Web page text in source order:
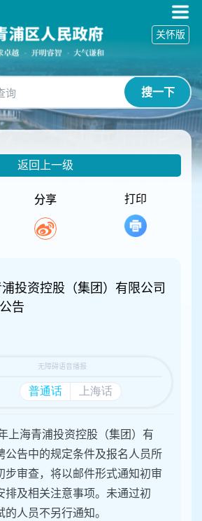
搜一下
关怀版
返回上一级
分享 打印
投资控股（集团）有限公司
告
上海青浦投资控股（集团）有
公告中的规定条件及报名人员所
步审查，将以邮件形式通知初审
排及相关注意事项。未通过初
人员不另行通知。